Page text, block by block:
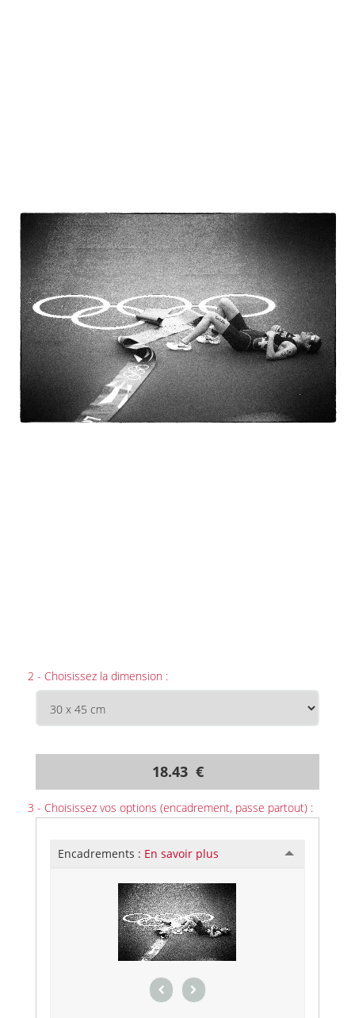
2 - Choisissez la dimension :
18.43 €
3 - Choisissez vos options (encadrement, passe partout) :
Encadrements : En savoir plus